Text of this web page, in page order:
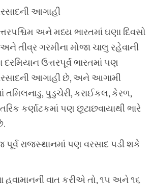
આગાહી
અને મધ્ય ભારતમાં ઘણા દિવસો
તીવ્ર ગરમીના મોજા ચાલુ રહેવાની
દરમિયાન ઉત્તરપૂર્વ ભારતમાં પણ
આગાહી છે, અને આગામી
તમિલનાડુ, પુડુચેરી, કરાઈકલ, કેરળ,
કર્ણાટકમાં પણ છૂટાછવાયાથી ભારે
રાજસ્થાનમાં પણ વરસાદ પડી શકે
હવામાનની વાત કરીએ તો, ૧૫ અને ૧૬